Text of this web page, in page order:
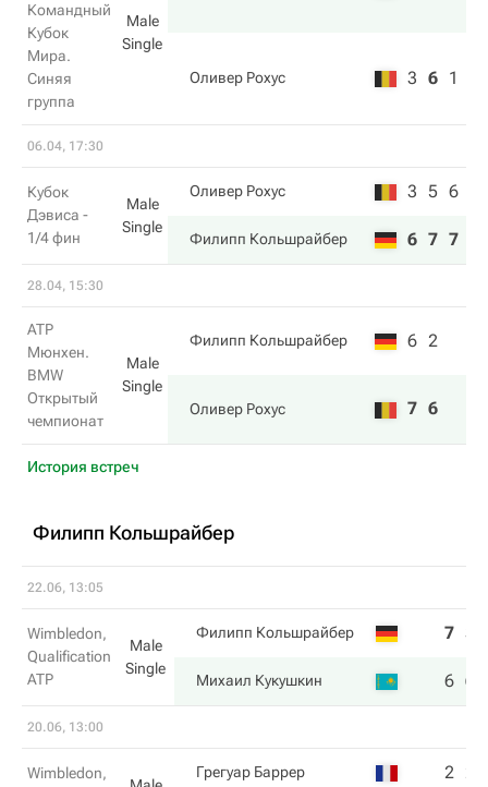
Командный
Кубок
Мира.
Синяя
группа
Male
Single
Оливер Рохус 3 6 1
06.04, 17:30
Кубок
Дэвиса -
1/4 фин
Male
Single
Оливер Рохус 3 5 6
Филипп Кольшрайбер 6 7 7
28.04, 15:30
ATP
Мюнхен.
BMW
Открытый
чемпионат
Male
Single
Филипп Кольшрайбер 6 2
Оливер Рохус 7 6
История встреч
Филипп Кольшрайбер
22.06, 13:05
Wimbledon,
Qualification
ATP
Male
Single
Филипп Кольшрайбер 7 3
Михаил Кукушкин 6 6
20.06, 13:00
Wimbledon, Грегуар Баррер 2 2